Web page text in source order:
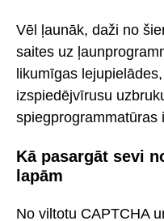
Vēl ļaunāk, daži no
saites uz
likumīgas
izspiedējvīrusu
spiegprogrammatūras
Kā pasargāt sevi
lapām
No viltotu CAPTCHA